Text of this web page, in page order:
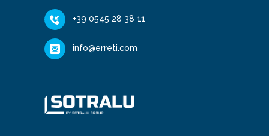
+39 0545 28 38 11
info@erreti.com